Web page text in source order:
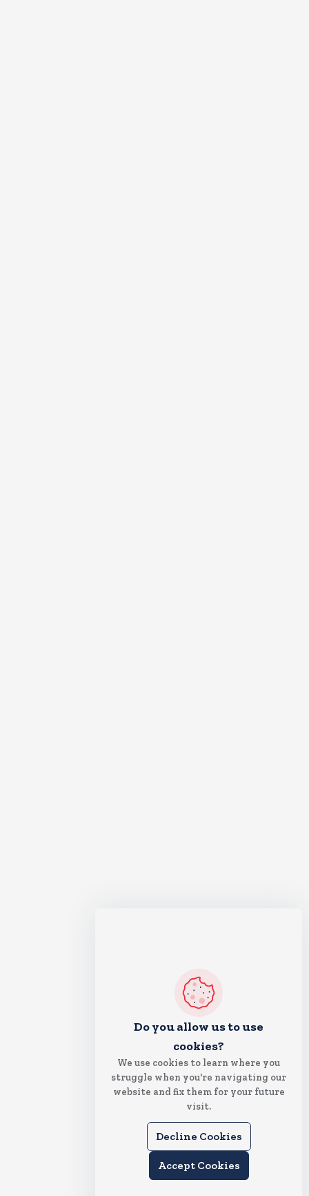
Do you allow us to use
cookies?
We use cookies to learn where you
struggle when you're navigating our
website and fix them for your future
visit.
Decline Cookies
Accept Cookies